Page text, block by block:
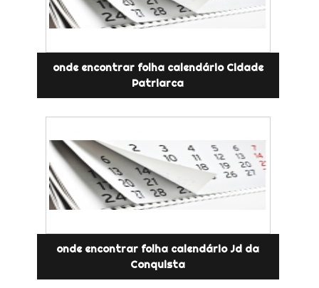
onde encontrar folha calendário Cidade
Patriarca
onde encontrar folha calendário Jd da
Conquista